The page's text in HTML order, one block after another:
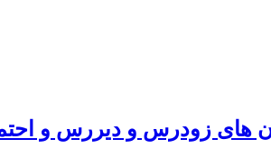
های زودرس و دیررس و